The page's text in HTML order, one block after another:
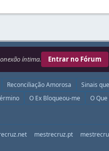
íntima. Entrar no Fórum
Reconciliação Amorosa Sinais
O Ex Bloqueou-me O
mestrecruz.pt